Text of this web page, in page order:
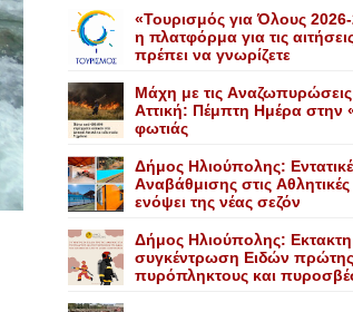
«Τουρισμός για Όλους 2026-
η πλατφόρμα για τις
πρέπει να γνωρίζετε
Mάχη με τις
Aττική: Πέμπτη Hμέρα στην
φωτιάς
Δήμος Ηλιούπολης:
Aναβάθμισης στις
ενόψει της νέας σεζόν
Δήμος Ηλιούπολης: Eκτακτη
συγκέντρωση Eιδών
πυρόπληκτους και